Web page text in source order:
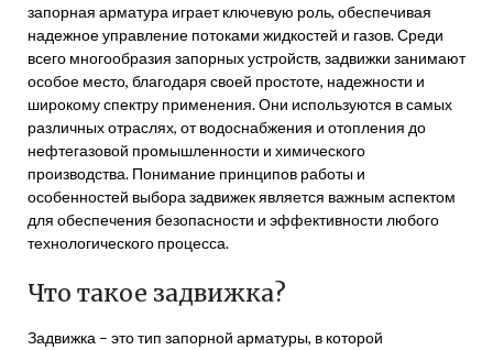
запорная арматура играет ключевую роль, обеспечивая
надежное управление потоками жидкостей и газов. Среди
всего многообразия запорных устройств, задвижки занимают
особое место, благодаря своей простоте, надежности и
широкому спектру применения. Они используются в самых
различных отраслях, от водоснабжения и отопления до
нефтегазовой промышленности и химического
производства. Понимание принципов работы и
особенностей выбора задвижек является важным аспектом
для обеспечения безопасности и эффективности любого
технологического процесса.
Что такое задвижка?
Задвижка – это тип запорной арматуры, в которой